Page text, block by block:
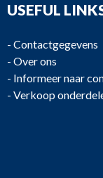
USEFUL
- Contactgegevens
- Over ons
- Informeer naar
- Verkoop